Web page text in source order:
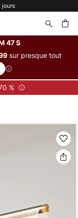
jours
47 S
sur presque tout
%